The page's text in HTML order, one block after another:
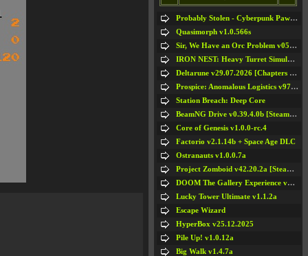
Probably Stolen - Cyberpunk Pawnshop Simulator v048c [Playtest]
Quasimorph v1.0.566s
Sir, We Have an Orc Problem v05.08.2026
IRON NEST: Heavy Turret Simulator v1.0a
Deltarune v29.07.2026 [Chapters 1-5] / + RUS [Chapters 1-5]
Prospice: Anomalous Logistics v97 [Playtest]
Station Breach: Deep Core
BeamNG Drive v0.39.4.0b [Steam Early Access]
Core of Genesis v1.0.0-rc.4
Factorio v2.1.14b + Space Age DLC
Ostranauts v1.0.0.7a
Project Zomboid v42.20.2a [Steam Early Access]
DOOM The Gallery Experience v1.4.2
Lucky Tower Ultimate v1.1.2a
Escape Wizard
HyperBox v25.12.2025
Pile Up! v1.0.12a
Big Walk v1.4.7a